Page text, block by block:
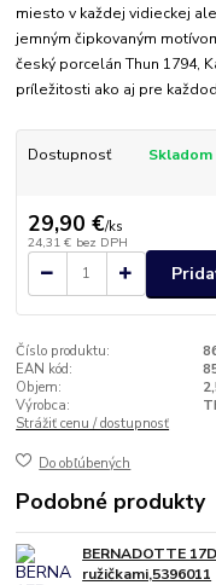
miesto v každej vidieckej
jemným čipkovaným
český porcelán Thun 1794,
príležitosti ako aj pre
Dostupnosť Skladom
29,90 €/ks
24,31 € bez DPH
Číslo produktu:
EAN kód:
Objem:
Výrobca:
Strážiť cenu / dostupnosť
Do obľúbených
Podobné produkty
BERNADOTTE
ružičkami,5396011